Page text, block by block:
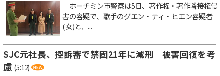
ホーチミン市警察は5日、著作権・著作隣接権侵
害の容疑で、歌手のグエン・ティ・ヒエン容疑者
(女)と、...
SJC元社長、控訴審で禁固21年に減刑 被害回復を考
慮 (5:12)